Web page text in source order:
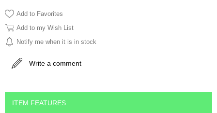
Add to Favorites
Add to my Wish List
Notify me when it is in stock
Write a comment
ITEM FEATURES